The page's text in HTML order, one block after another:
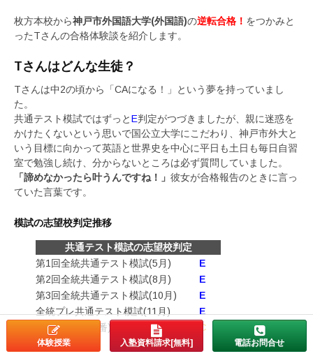
体験授業 入塾資料請求[無料] 電話お問合せ
枚方本校から神戸市外国語大学(外国語)の逆転合格！ をつかみと
ったTさんの合格体験談を紹介します。
Tさんはどんな生徒？
Tさんは中2の頃から「CAになる！」という夢を持っていまし
た。
共通テスト模試ではずっとE判定がつづきましたが、親に迷惑を
かけたくないという思いで国公立大学にこだわり、神戸市外大と
いう目標に向かって英語と世界史を中心に平日も土日も毎日自習
室で勉強し続け、分からないところは必ず質問していました。
「諦めなかったら叶うんですね！」 彼女が合格報告のときに言っ
ていた言葉です。
模試の志望校判定推移
共通テスト模試の志望校判定
第1回全統共通テスト模試(5月)
E
第2回全統共通テスト模試(8月)
E
第3回全統共通テスト模試(10月)
E
全統プレ共通テスト模試(11月)
E
共通テスト(本番)
C